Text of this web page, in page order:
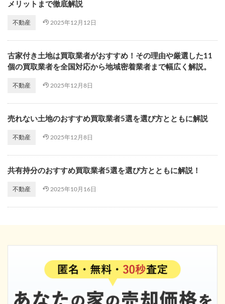
メリットまで徹底解説
不動産 2025年12月12日
古家付き土地は買取業者がおすすめ！その理由や厳選した11
個の買取業者を全国対応から地域密着業者まで幅広く解説。
不動産 2025年12月8日
売れない土地のおすすめ買取業者5選を選び方とともに解説
不動産 2025年12月8日
共有持分のおすすめ買取業者5選を選び方とともに解説！
不動産 2025年10月16日